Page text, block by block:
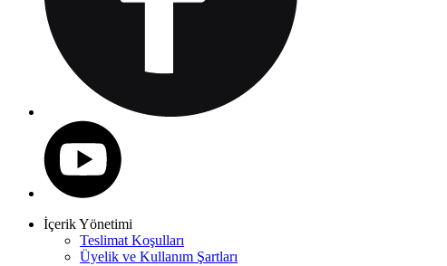
İçerik Yönetimi
Teslimat Koşulları
Üyelik ve Kullanım Şartları